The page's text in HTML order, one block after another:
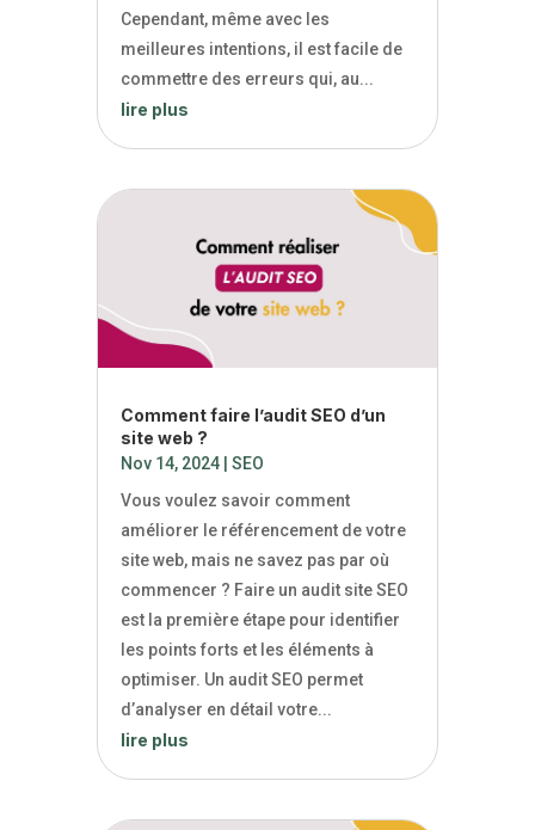
Cependant, même avec les
meilleures intentions, il est facile de
commettre des erreurs qui, au...
lire plus
Comment faire l’audit SEO d’un
site web ?
Nov 14, 2024| SEO
Vous voulez savoir comment
améliorer le référencement de votre
site web, mais ne savez pas par où
commencer ? Faire un audit site SEO
est la première étape pour identifier
les points forts et les éléments à
optimiser. Un audit SEO permet
d’analyser en détail votre...
lire plus